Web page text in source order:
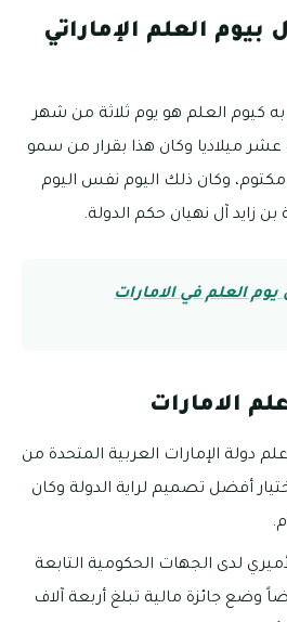
بيوم العلم الإماراتي
به كيوم العلم هو يوم ثلاثة من شهر
عشر ميلاديا وكان هذا بقرار من سمو
وكان ذلك اليوم نفس اليوم
زايد آل نهيان حكم الدولة.
العلم في الامارات
الامارات
دولة الإمارات العربية المتحدة من
أفضل تصميم لراية الدولة وكان
لدى الجهات الحكومية التابعة
وضع جائزة مالية تبلغ أربعة آلاف